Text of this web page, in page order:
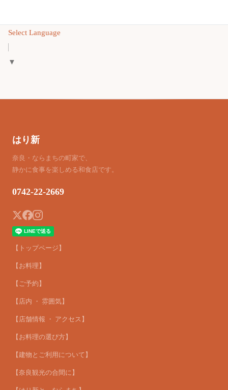
Select Language
▼
はり新
奈良・ならまちの町家で、
静かに食事を楽しめる和食店です。
0742-22-2669
【トップページ】
【お料理】
【ご予約】
【店内 ・ 雰囲気】
【店舗情報 ・ アクセス】
【お料理の選び方】
【建物とご利用について】
【奈良観光の合間に】